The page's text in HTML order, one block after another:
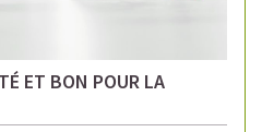
ET BON POUR LA